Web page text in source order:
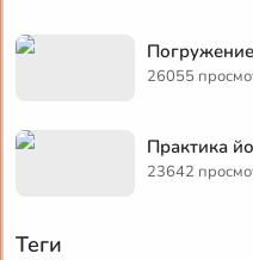
26055
Практика
23642
Теги